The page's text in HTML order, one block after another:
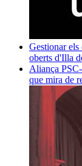
Gestionar
oberts d'Illa
Aliança
que mira de